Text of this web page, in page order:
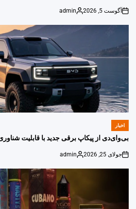
on
آگوست 5, 2026
Posted
admin
POSTED
اخبار
بی‌وای‌دی از پیکاپ برقی جدید با قابلیت
on
جولای 25, 2026
Posted
admin